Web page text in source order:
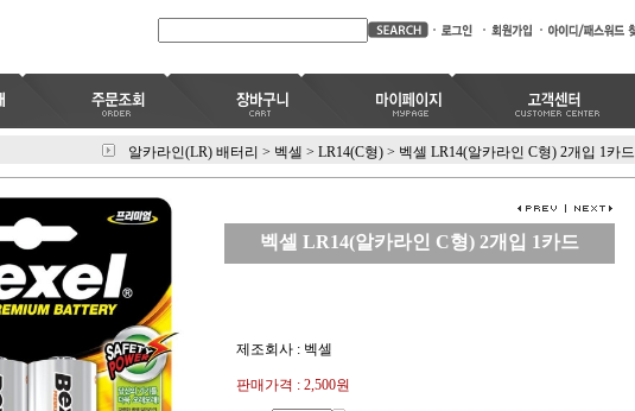
알카라인(LR) 배터리 > 벡셀 > LR14(C형) > 벡셀 LR14(알카라인 C형) 2개입 1카드
벡셀 LR14(알카라인 C형) 2개입 1카드
제조회사 : 벡셀
판매가격 : 2,500원